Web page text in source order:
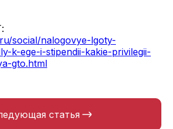
social/nalogovye-lgoty-
k-ege-i-stipendii-kakie-privilegii-
gto.html
статья